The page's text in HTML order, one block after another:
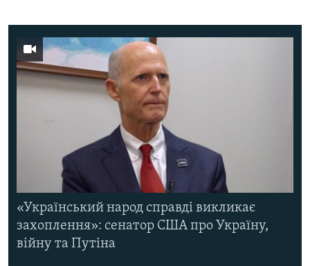
«Український народ справді викликає
захоплення»: сенатор США про Україну,
війну та Путіна